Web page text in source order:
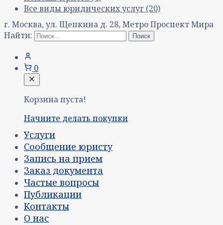
Все виды юридических услуг (20)
г. Москва, ул. Щепкина д. 28, Метро Проспект Мира
Найти:
0
Корзина пуста!
Начните делать покупки
Услуги
Сообщение юристу
Запись на прием
Заказ документа
Частые вопросы
Публикации
Контакты
О нас